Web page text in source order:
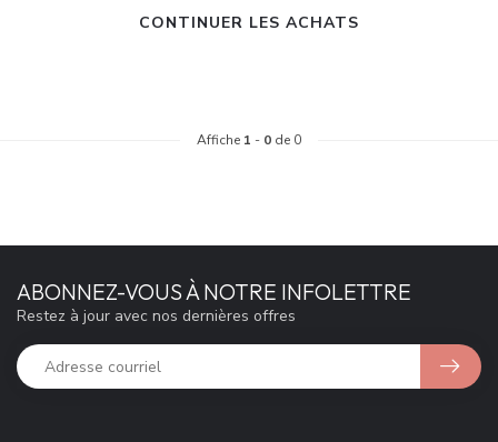
CONTINUER LES ACHATS
Affiche 1 - 0 de 0
ABONNEZ-VOUS À NOTRE INFOLETTRE
Restez à jour avec nos dernières offres